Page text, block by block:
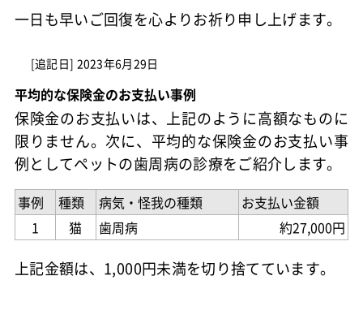
一日も早いご回復を心よりお祈り申し上げます。
[追記日] 2023年6月29日
平均的な保険金のお支払い事例
保険金のお支払いは、上記のように高額なものに
限りません。次に、平均的な保険金のお支払い事
例としてペットの歯周病の診療をご紹介します。
事例 種類 病気・怪我の種類
お支払い金額
1
猫 歯周病 約27,000円
上記金額は、1,000円未満を切り捨てています。